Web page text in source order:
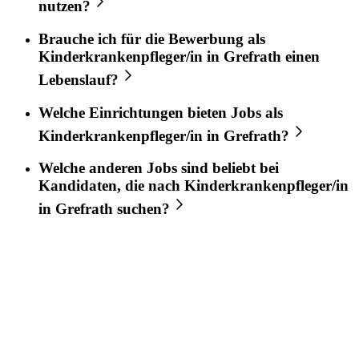
nutzen?
Brauche ich für die Bewerbung als
Kinderkrankenpfleger/in in Grefrath einen
Lebenslauf?
Welche Einrichtungen bieten Jobs als
Kinderkrankenpfleger/in in Grefrath?
Welche anderen Jobs sind beliebt bei
Kandidaten, die nach Kinderkrankenpfleger/in
in Grefrath suchen?